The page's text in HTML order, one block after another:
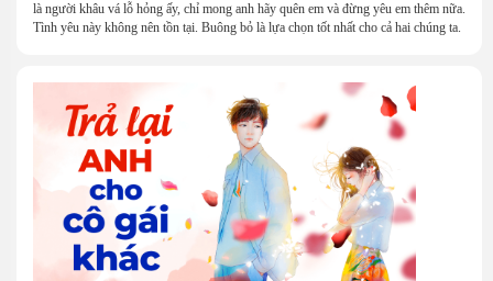
là người khâu vá lỗ hỏng ấy, chỉ mong anh hãy quên em và đừng yêu em thêm nữa.
Tình yêu này không nên tồn tại. Buông bỏ là lựa chọn tốt nhất cho cả hai chúng ta.